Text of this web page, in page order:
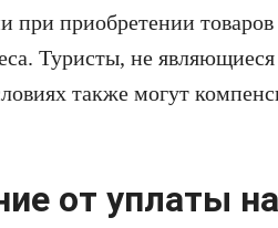
приобретении товаров
Туристы, не
также могут
от уплаты